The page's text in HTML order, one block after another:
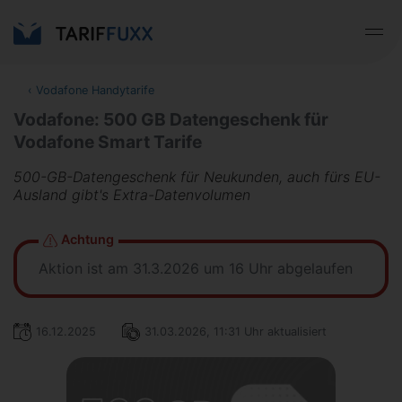
‹ Vodafone Handytarife
Vodafone: 500 GB Datengeschenk für
Vodafone Smart Tarife
500-GB-Datengeschenk für Neukunden, auch fürs EU-
Ausland gibt's Extra-Datenvolumen
Achtung
Aktion ist am 31.3.2026 um 16 Uhr abgelaufen
16.12.2025 31.03.2026, 11:31 Uhr aktualisiert